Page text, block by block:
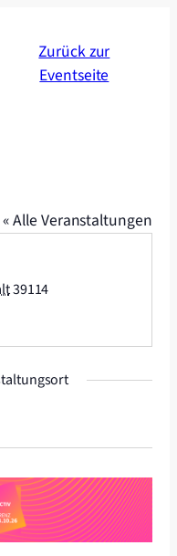
Zurück zur
Eventseite
« Alle Veranstaltungen
39114